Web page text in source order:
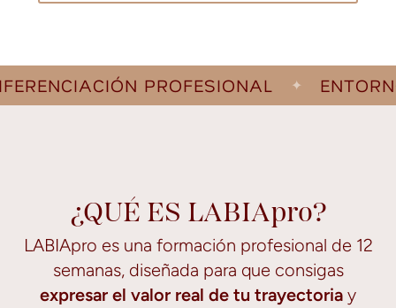
PROFESIONAL ✦ ENTORNO
¿QUÉ ES LABIApro?
LABIApro es una formación profesional de 12
semanas, diseñada para que consigas
expresar el valor real de tu trayectoria y